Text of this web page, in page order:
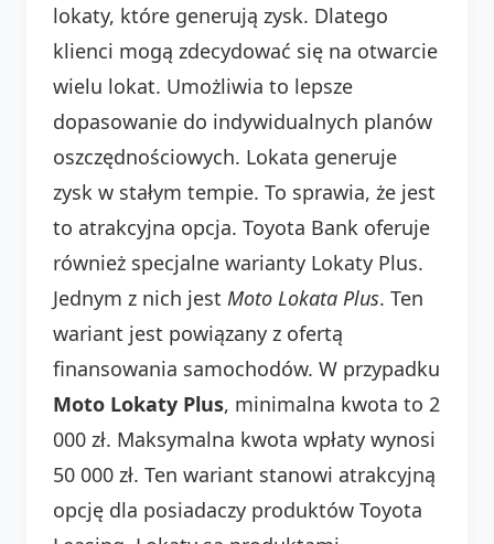
lokaty, które generują zysk. Dlatego
klienci mogą zdecydować się na otwarcie
wielu lokat. Umożliwia to lepsze
dopasowanie do indywidualnych planów
oszczędnościowych. Lokata generuje
zysk w stałym tempie. To sprawia, że jest
to atrakcyjna opcja. Toyota Bank oferuje
również specjalne warianty Lokaty Plus.
Jednym z nich jest Moto Lokata Plus. Ten
wariant jest powiązany z ofertą
finansowania samochodów. W przypadku
Moto Lokaty Plus, minimalna kwota to 2
000 zł. Maksymalna kwota wpłaty wynosi
50 000 zł. Ten wariant stanowi atrakcyjną
opcję dla posiadaczy produktów Toyota